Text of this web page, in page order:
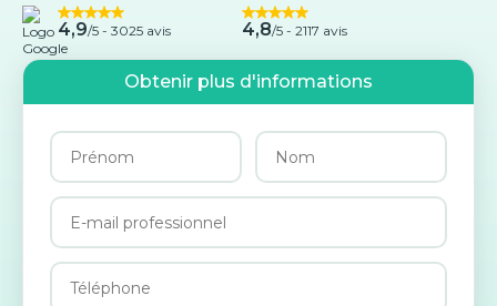
4,9/5 - 3025 avis 4,8/5 - 2117 avis
Obtenir plus d'informations